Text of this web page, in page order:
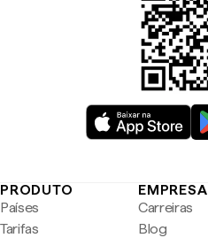
PRODUTO
Países
Tarifas
EMPRESA
Carreiras
Blog